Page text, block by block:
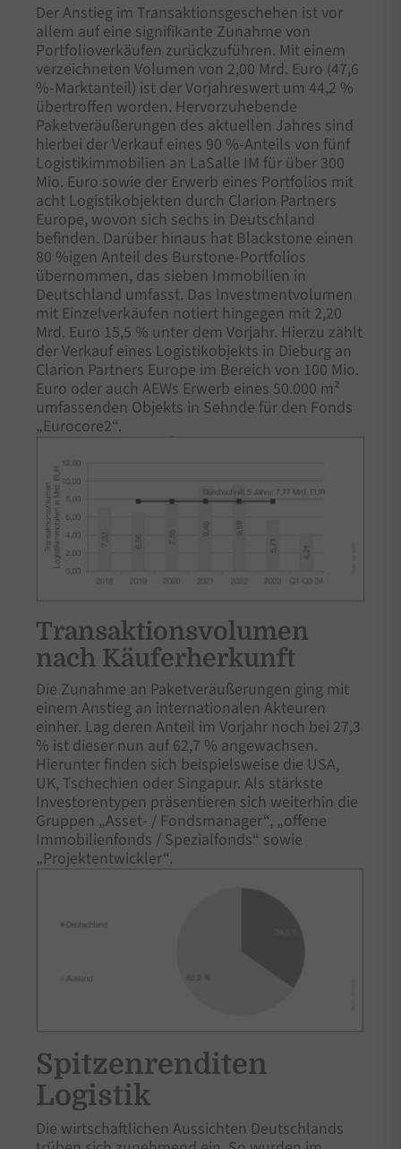
Der Anstieg im Transaktionsgeschehen ist vor
allem auf eine signifikante Zunahme von
Portfolioverkäufen zurückzuführen. Mit einem
verzeichneten Volumen von 2,00 Mrd. Euro (47,6
%-Marktanteil) ist der Vorjahreswert um 44,2 %
übertroffen worden. Hervorzuhebende
Paketveräußerungen des aktuellen Jahres sind
hierbei der Verkauf eines 90 %-Anteils von fünf
Logistikimmobilien an LaSalle IM für über 300
Mio. Euro sowie der Erwerb eines Portfolios mit
acht Logistikobjekten durch Clarion Partners
Europe, wovon sich sechs in Deutschland
befinden. Darüber hinaus hat Blackstone einen
80 %igen Anteil des Burstone-Portfolios
übernommen, das sieben Immobilien in
Deutschland umfasst. Das Investmentvolumen
mit Einzelverkäufen notiert hingegen mit 2,20
Mrd. Euro 15,5 % unter dem Vorjahr. Hierzu zählt
der Verkauf eines Logistikobjekts in Dieburg an
Clarion Partners Europe im Bereich von 100 Mio.
Euro oder auch AEWs Erwerb eines 50.000 m²
umfassenden Objekts in Sehnde für den Fonds
„Eurocore2“.
Transaktionsvolumen
nach Käuferherkunft
Die Zunahme an Paketveräußerungen ging mit
einem Anstieg an internationalen Akteuren
einher. Lag deren Anteil im Vorjahr noch bei 27,3
% ist dieser nun auf 62,7 % angewachsen.
Hierunter finden sich beispielsweise die USA,
UK, Tschechien oder Singapur. Als stärkste
Investorentypen präsentieren sich weiterhin die
Gruppen „Asset- / Fondsmanager“, „offene
Immobilienfonds / Spezialfonds“ sowie
„Projektentwickler“.
Spitzenrenditen
Logistik
Die wirtschaftlichen Aussichten Deutschlands